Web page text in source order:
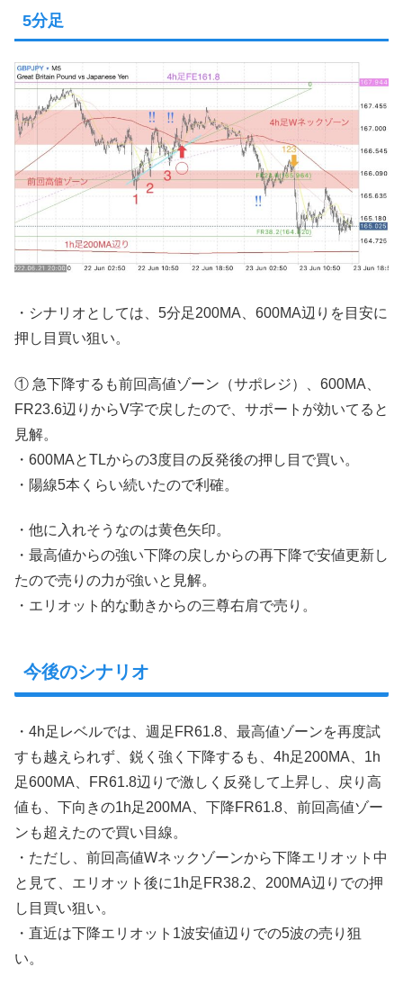
5分足
・シナリオとしては、5分足200MA、600MA辺りを目安に
押し目買い狙い。
① 急下降するも前回高値ゾーン（サポレジ）、600MA、
FR23.6辺りからV字で戻したので、サポートが効いてると
見解。
・600MAとTLからの3度目の反発後の押し目で買い。
・陽線5本くらい続いたので利確。
・他に入れそうなのは黄色矢印。
・最高値からの強い下降の戻しからの再下降で安値更新し
たので売りの力が強いと見解。
・エリオット的な動きからの三尊右肩で売り。
今後のシナリオ
・4h足レベルでは、週足FR61.8、最高値ゾーンを再度試
すも越えられず、鋭く強く下降するも、4h足200MA、1h
足600MA、FR61.8辺りで激しく反発して上昇し、戻り高
値も、下向きの1h足200MA、下降FR61.8、前回高値ゾー
ンも超えたので買い目線。
・ただし、前回高値Wネックゾーンから下降エリオット中
と見て、エリオット後に1h足FR38.2、200MA辺りでの押
し目買い狙い。
・直近は下降エリオット1波安値辺りでの5波の売り狙
い。